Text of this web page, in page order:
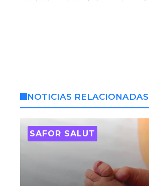
NOTICIAS RELACIONADAS
SAFOR SALUT